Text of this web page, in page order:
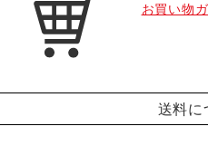
お買い物
送料に